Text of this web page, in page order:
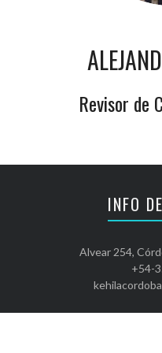
Revisor de
INFO
Alvear 254,
+54-